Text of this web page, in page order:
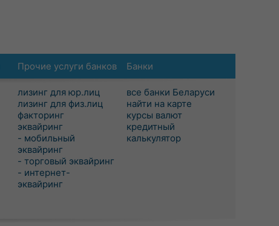
Прочие услуги банков
лизинг для юр.лиц
лизинг для физ.лиц
факторинг
эквайринг
- мобильный
эквайринг
- торговый эквайринг
- интернет-
эквайринг
Банки
все банки Беларуси
найти на карте
курсы валют
кредитный
калькулятор